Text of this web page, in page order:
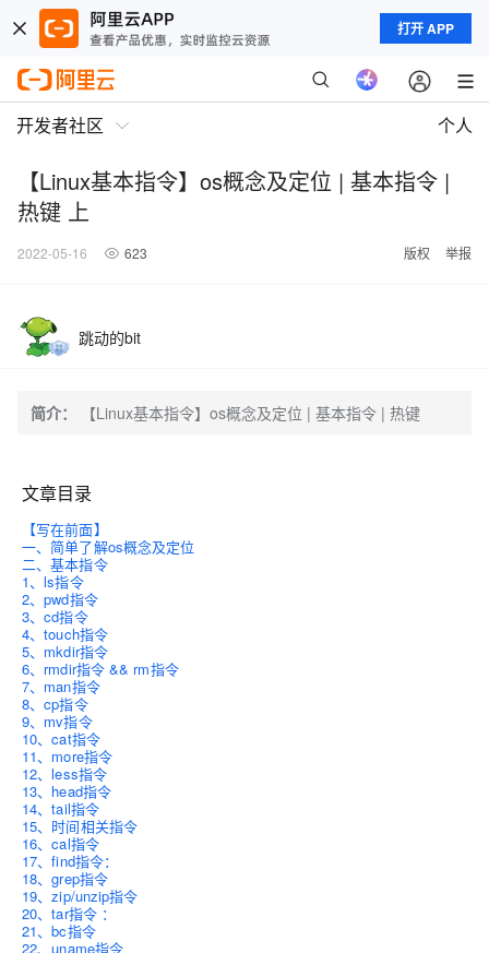
打开 APP
开发者社区 个人
【Linux基本指令】os概念及定位 | 基本指令 |
热键 上
2022-05-16 623 版权 举报
跳动的bit
简介： 【Linux基本指令】os概念及定位 | 基本指令 | 热键
文章目录
【写在前面】
一、简单了解os概念及定位
二、基本指令
1、ls指令
2、pwd指令
3、cd指令
4、touch指令
5、mkdir指令
6、rmdir指令 && rm指令
7、man指令
8、cp指令
9、mv指令
10、cat指令
11、more指令
12、less指令
13、head指令
14、tail指令
15、时间相关指令
16、cal指令
17、find指令：
18、grep指令
19、zip/unzip指令
20、tar指令 ：
21、bc指令
22、uname指令